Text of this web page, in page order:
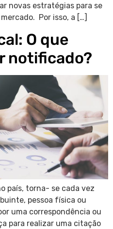
novas estratégias para se
Por isso, a […]
O que
notificado?
país, torna- se cada vez
pessoa física ou
uma correspondência ou
para realizar uma citação